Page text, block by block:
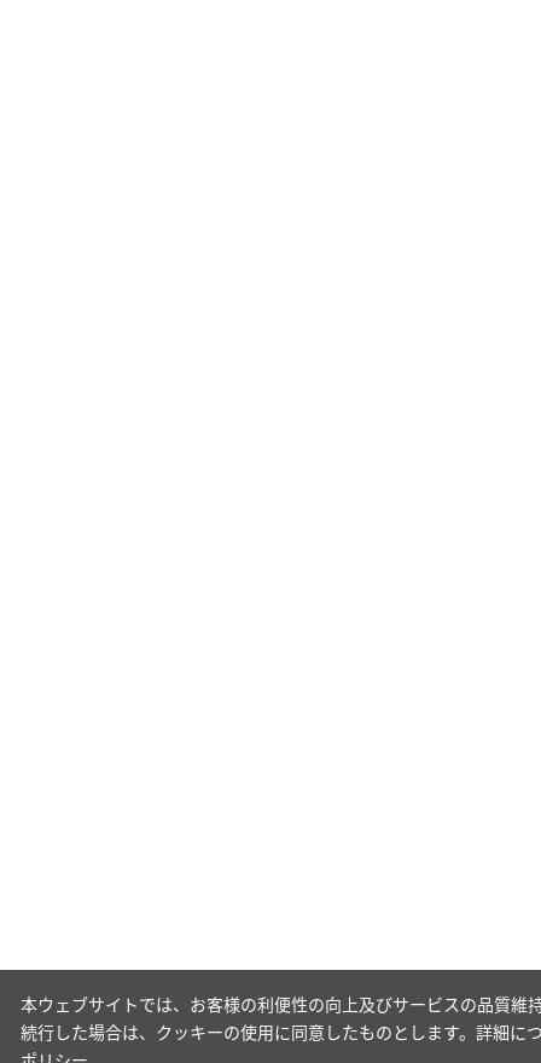
本ウェブサイトでは、お客様の利便性の向上及びサービスの品質
続行した場合は、クッキーの使用に同意したものとします。詳細